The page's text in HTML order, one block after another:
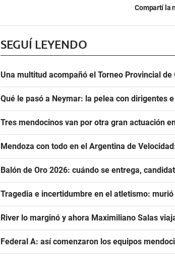
Compartí la
SEGUÍ LEYENDO
Una multitud acompañó el Torneo Provincial
Qué le pasó a Neymar: la pelea con dirigentes
Tres mendocinos van por otra gran actuación
Mendoza con todo en el Argentina de
Balón de Oro 2026: cuándo se entrega,
Tragedia e incertidumbre en el atletismo:
River lo marginó y ahora Maximiliano Salas
Federal A: así comenzaron los equipos